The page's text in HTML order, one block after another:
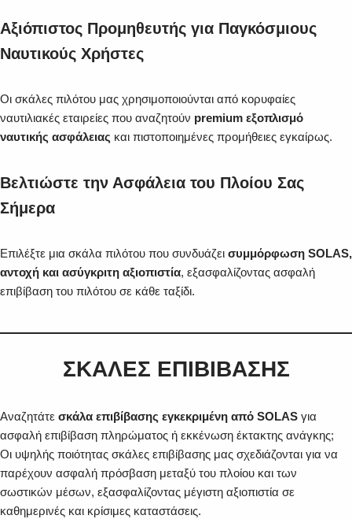
Αξιόπιστος Προμηθευτής για Παγκόσμιους
Ναυτικούς Χρήστες
Οι σκάλες πιλότου μας χρησιμοποιούνται από κορυφαίες
ναυτιλιακές εταιρείες που αναζητούν premium εξοπλισμό
ναυτικής ασφάλειας και πιστοποιημένες προμήθειες εγκαίρως.
Βελτιώστε την Ασφάλεια του Πλοίου Σας
Σήμερα
Επιλέξτε μια σκάλα πιλότου που συνδυάζει συμμόρφωση SOLAS,
αντοχή και ασύγκριτη αξιοπιστία, εξασφαλίζοντας ασφαλή
επιβίβαση του πιλότου σε κάθε ταξίδι.
ΣΚΑΛΕΣ ΕΠΙΒΙΒΑΣΗΣ
Αναζητάτε σκάλα επιβίβασης εγκεκριμένη από SOLAS για
ασφαλή επιβίβαση πληρώματος ή εκκένωση έκτακτης ανάγκης;
Οι υψηλής ποιότητας σκάλες επιβίβασης μας σχεδιάζονται για να
παρέχουν ασφαλή πρόσβαση μεταξύ του πλοίου και των
σωστικών μέσων, εξασφαλίζοντας μέγιστη αξιοπιστία σε
καθημερινές και κρίσιμες καταστάσεις.